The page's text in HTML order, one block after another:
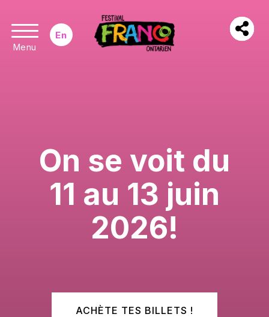
En
On se voit du
11 au 13 juin
2026!
ACHÈTE TES BILLETS !
Menu